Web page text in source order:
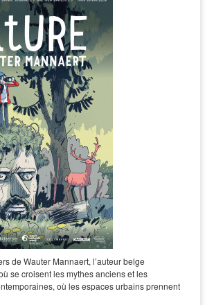
de Wauter Mannaert, l’auteur belge
se croisent les mythes anciens et les
où les espaces urbains prennent